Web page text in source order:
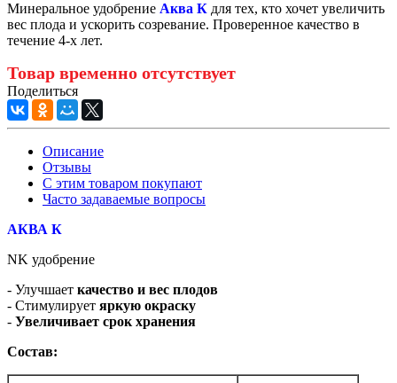
Минеральное удобрение Аква К для тех, кто хочет увеличить
вес плода и ускорить созревание. Проверенное качество в
течение 4-х лет.
Товар временно отсутствует
Поделиться
Описание
Отзывы
С этим товаром покупают
Часто задаваемые вопросы
АКВА К
NK удобрение
- Улучшает качество и вес плодов
- Стимулирует яркую окраску
- Увеличивает срок хранения
Состав: